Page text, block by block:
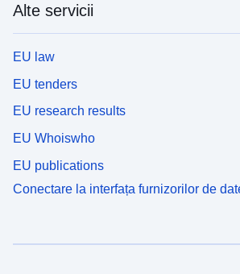
Alte servicii
EU law
EU tenders
EU research results
EU Whoiswho
EU publications
Conectare la interfața furnizorilor de